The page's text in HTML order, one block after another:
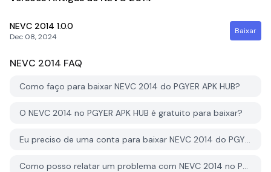
NEVC 2014 1.0.0
Dec 08, 2024
Baixar
NEVC 2014 FAQ
Como faço para baixar NEVC 2014 do PGYER APK HUB?
O NEVC 2014 no PGYER APK HUB é gratuito para baixar?
Eu preciso de uma conta para baixar NEVC 2014 do PGYER APK HUB?
Como posso relatar um problema com NEVC 2014 no PGYER APK HUB?